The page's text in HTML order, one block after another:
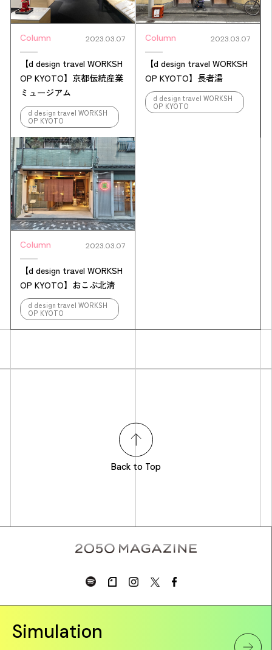
Column 2023.03.07
【d design travel WORKSH
OP KYOTO】京都伝統産業
ミュージアム
d design travel WORKSH
OP KYOTO
Column 2023.03.07
【d design travel WORKSH
OP KYOTO】長者湯
d design travel WORKSH
OP KYOTO
Column 2023.03.07
【d design travel WORKSH
OP KYOTO】おこぶ北淸
d design travel WORKSH
OP KYOTO
Back to Top
Simulation